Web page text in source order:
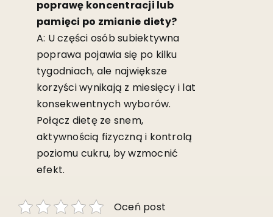
poprawę koncentracji lub
pamięci po zmianie diety?
A: U części osób subiektywna
poprawa pojawia się po kilku
tygodniach, ale największe
korzyści wynikają z miesięcy i lat
konsekwentnych wyborów.
Połącz dietę ze snem,
aktywnością fizyczną i kontrolą
poziomu cukru, by wzmocnić
efekt.
Oceń post